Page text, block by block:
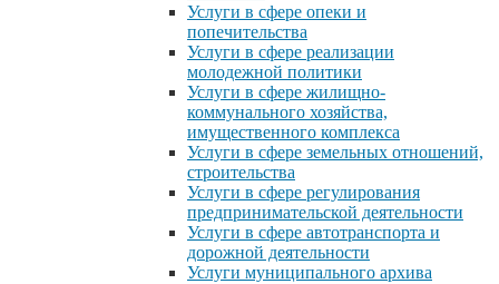
Услуги в сфере опеки и
попечительства
Услуги в сфере реализации
молодежной политики
Услуги в сфере жилищно-
коммунального хозяйства,
имущественного комплекса
Услуги в сфере земельных отношений,
строительства
Услуги в сфере регулирования
предпринимательской деятельности
Услуги в сфере автотранспорта и
дорожной деятельности
Услуги муниципального архива